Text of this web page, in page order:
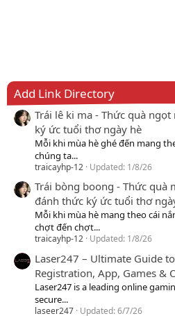
Add Link Directory
Trái lê ki ma - Thức quà
ký ức tuổi thơ ngày hè
Mỗi khi mùa hè ghé đến mang
chúng ta...
traicayhp-12 Updated: 1/8/26
Trái bòng boong - Thức quà
đánh thức ký ức tuổi thơ
Mỗi khi mùa hè mang theo cái
chợt đến chợt...
traicayhp-12 Updated: 1/8/26
Laser247 – Ultimate Guide
Registration, App, Games &
Laser247 is a leading online
secure...
laseer247 Updated:6/7/26